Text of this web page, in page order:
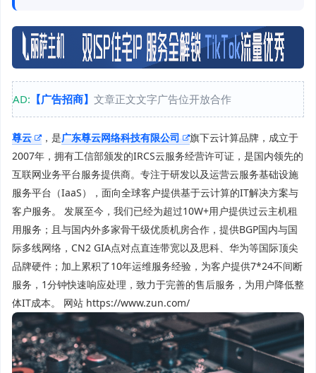
AD: 【广告招商】 文章正文文字广告位开放合作
尊云 ，是广东尊云网络科技有限公司
旗下云计算品牌，成立于
2007年，拥有工信部颁发的IRCS云服务经营许可证，是国内领先的
互联网业务平台服务提供商。专注于研发以及运营云服务基础设施
服务平台（IaaS），面向全球客户提供基于云计算的IT解决方案与
客户服务。 发展至今，我们已经为超过10W+用户提供过云主机租
用服务；且与国内外多家骨干级优质机房合作，提供BGP国内与国
际多线网络，CN2 GIA点对点直连带宽以及思科、华为等国际顶尖
品牌硬件；加上累积了10年运维服务经验，为客户提供7*24不间断
服务，1分钟快速响应处理，致力于完善的售后服务，为用户降低整
体IT成本。 网站 https://www.zun.com/